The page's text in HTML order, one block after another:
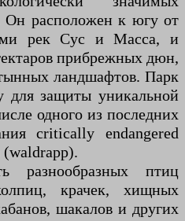
Он расположен к югу от
рек Сус и Масса, и
прибрежных дюн,
ландшафтов. Парк
для защиты уникальной
одного из последних
critically endangered
(waldrapp).
разнообразных птиц
крачек, хищных
шакалов и других